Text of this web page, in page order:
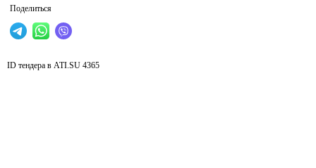
Поделиться
ID тендера в ATI.SU 4365